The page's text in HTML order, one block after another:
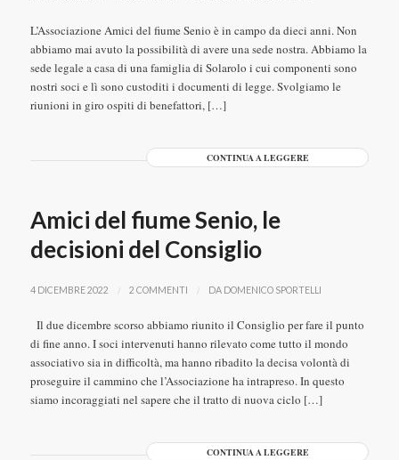
L’Associazione Amici del fiume Senio è in campo da dieci anni. Non
abbiamo mai avuto la possibilità di avere una sede nostra. Abbiamo la
sede legale a casa di una famiglia di Solarolo i cui componenti sono
nostri soci e lì sono custoditi i documenti di legge. Svolgiamo le
riunioni in giro ospiti di benefattori, […]
CONTINUA A LEGGERE
Amici del fiume Senio, le
decisioni del Consiglio
4 DICEMBRE 2022 / 2 COMMENTI / DA DOMENICO SPORTELLI
Il due dicembre scorso abbiamo riunito il Consiglio per fare il punto
di fine anno. I soci intervenuti hanno rilevato come tutto il mondo
associativo sia in difficoltà, ma hanno ribadito la decisa volontà di
proseguire il cammino che l’Associazione ha intrapreso. In questo
siamo incoraggiati nel sapere che il tratto di nuova ciclo […]
CONTINUA A LEGGERE